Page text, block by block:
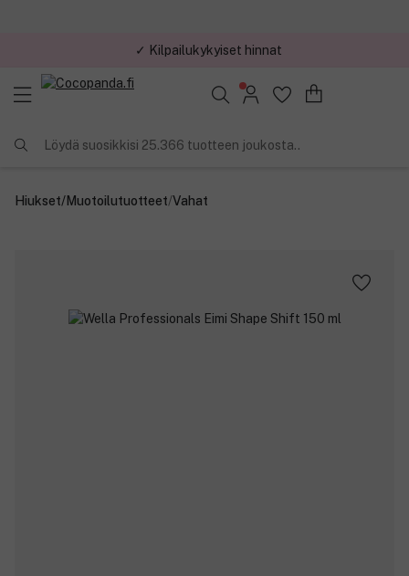
✓ Kilpailukykyiset hinnat
Löydä suosikkisi 25.366 tuotteen joukosta..
Hiukset/Muotoilutuotteet/Vahat